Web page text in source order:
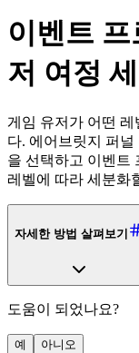
이벤트
저 여정
게임 유저가 어떤 레
다. 에어브릿지 퍼
을 선택하고 이벤트
레벨에 따라 세분화
자세한 방법 살펴보기
도움이 되었나요?
예 아니오